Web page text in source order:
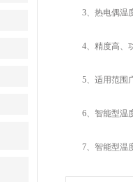
3、热电偶温度
4、精度高、功
5、适用范围广
6、智能型温度
7、智能型温度